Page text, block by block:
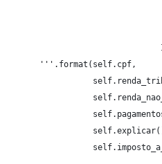
        '''.format(self.cpf,